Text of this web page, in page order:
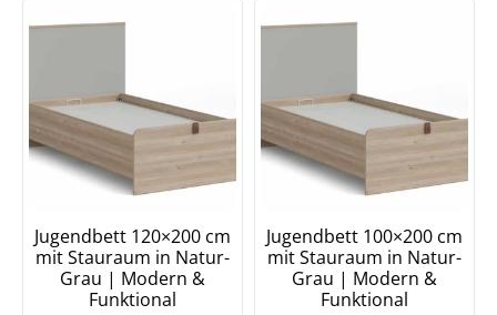
Jugendbett 120×200 cm
mit Stauraum in Natur-
Grau | Modern &
Funktional
Jugendbett 100×200 cm
mit Stauraum in Natur-
Grau | Modern &
Funktional